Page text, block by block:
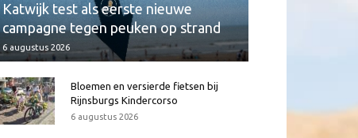
Katwijk test als eerste nieuwe
campagne tegen peuken op strand
6 augustus 2026
Bloemen en versierde fietsen bij
Rijnsburgs Kindercorso
6 augustus 2026